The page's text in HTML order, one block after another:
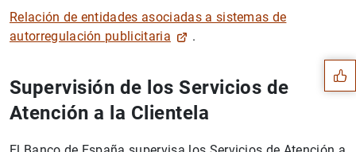
Relación de entidades asociadas a sistemas de
autorregulación publicitaria
.
Supervisión de los Servicios de
Atención a la Clientela
Sugerencias